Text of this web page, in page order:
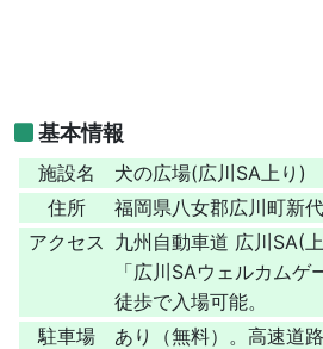
基本情報
施設名
犬の広場(広川SA上り)
住所
福岡県八女郡広川町新
アクセス 九州自動車道 広川SA(
「広川SAウェルカム
徒歩で入場可能。
駐車場
あり（無料）。高速道